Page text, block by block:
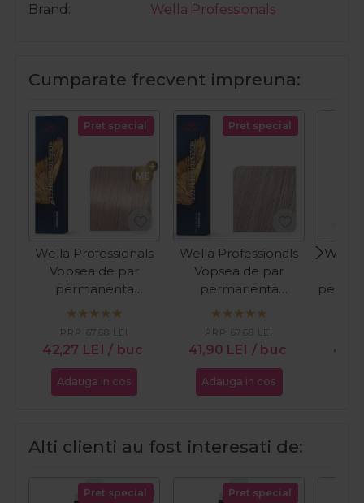
Brand
Wella Professionals
Cumparate frecvent impreuna:
Pret special
Wella Professionals
Vopsea de par
permanenta
Koleston Perfect
deschis perlat violet
60ml
42,27 LEI / buc
PRP:67,68 LEI
Adauga in cos
Pret special
Wella Professionals
Vopsea de par
permanenta
Koleston Perfect
perlat violet 60ml
41,90 LEI / buc
PRP:67,68 LEI
Adauga in cos
Wella
Alti clienti au fost interesati de:
Pret special Pret special